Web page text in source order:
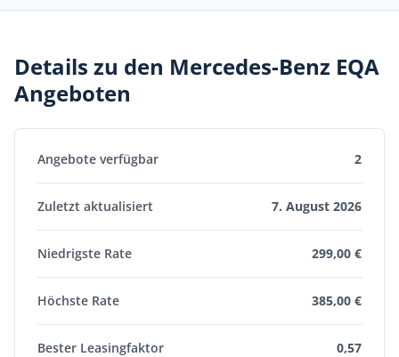
Details zu den Mercedes-Benz EQA
Angeboten
Angebote verfügbar 2
Zuletzt aktualisiert 7. August 2026
Niedrigste Rate 299,00 €
Höchste Rate 385,00 €
Bester Leasingfaktor 0,57